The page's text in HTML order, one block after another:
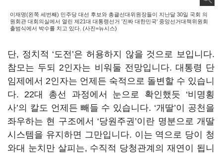
이재명(왼쪽 세번째) 민주당 대선 후보와 총괄선대위원장들이 지난달 30일 국회 의
원회관 대회의실에서 열린 제21대 대통령선거 '진짜 대한민국' 중앙선거대책위원회
출범식에서 박수를 치고 있다. (사진=뉴시스)
단, 정치적 ‘도전’은 허용하지 않을 것으로 보입니다.
참모는 두되 2인자는 비워둘 전망입니다. 대통령 단
임제에서 2인자는 언제든 숙적으로 돌변할 수 있습니
다. 22대 총선 과정에서 눈으로 확인했듯 ‘비명횡
사’의 칼도 언제든 빼들 수 있습니다. ‘개딸’이 공천을
좌우하는 현 구조에서 ‘당원주권’이란 명분으로 개딸
시스템을 유지하면 그만입니다. 이는 역으로 당이 청
와대 눈치만 살피는, 수직적 당청관계의 재연이 됩니